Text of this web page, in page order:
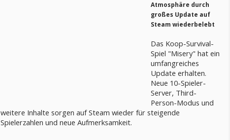
Atmosphäre durch
großes Update auf
Steam wiederbelebt
Das Koop-Survival-
Spiel "Misery" hat ein
umfangreiches
Update erhalten.
Neue 10-Spieler-
Server, Third-
Person-Modus und
weitere Inhalte sorgen auf Steam wieder für steigende
Spielerzahlen und neue Aufmerksamkeit.